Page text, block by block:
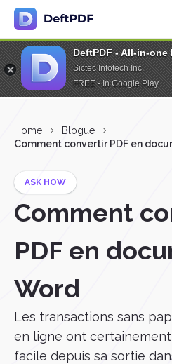
DeftPDF - All-in-one
Sictec Infotech Inc.
FREE - In Google Play
Home
Blogue
Comment convertir PDF en
ASK HOW
Comment
PDF en
Word
Les transactions sans
en ligne ont
facile depuis sa sortie